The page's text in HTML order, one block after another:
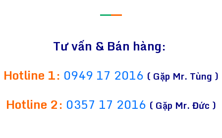
——
Tư vấn & Bán hàng:
Hotline 1: 0949 17 2016 ( Gặp Mr. Tùng )
Hotline 2: 0357 17 2016 ( Gặp Mr. Đức )